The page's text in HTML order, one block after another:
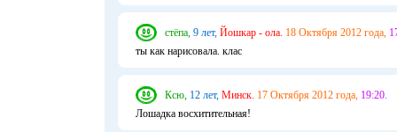
стёпа, 9 лет, Йошкар - ола. 18 Октября 2012 года,
ты как нарисовала. клас
Ксю, 12 лет, Минск. 17 Октября 2012 года, 19:20.
Лошадка восхитительная!